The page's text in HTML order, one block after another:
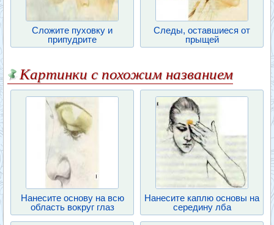
Сложите пуховку и
припудрите
Следы, оставшиеся от
прыщей
Картинки с похожим названием
Нанесите основу на всю
область вокруг глаз
Нанесите каплю основы на
середину лба